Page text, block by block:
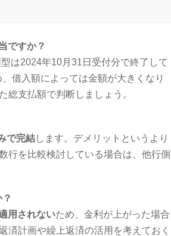
ですか？
は2024年10月31日受付分で終了して
借入額によっては金額が大きくなり
総支払額で判断しましょう。
で完結します。デメリットというより
行を比較検討している場合は、他行側
用されないため、金利が上がった場合
済計画や繰上返済の活用を考えておく